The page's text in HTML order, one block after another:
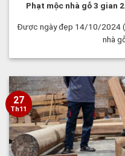
Phạt mộc nhà gỗ 3 gian
Được ngày đẹp 14/10/2024
nhà
27
Th11